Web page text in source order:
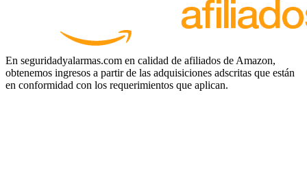
En seguridadyalarmas.com en calidad de afiliados de Amazon,
obtenemos ingresos a partir de las adquisiciones adscritas que están
en conformidad con los requerimientos que aplican.